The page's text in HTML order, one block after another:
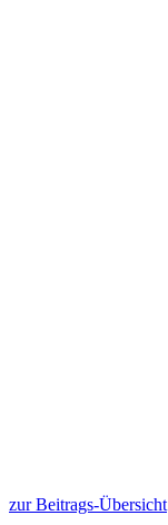
zur Beitrags-Übersicht